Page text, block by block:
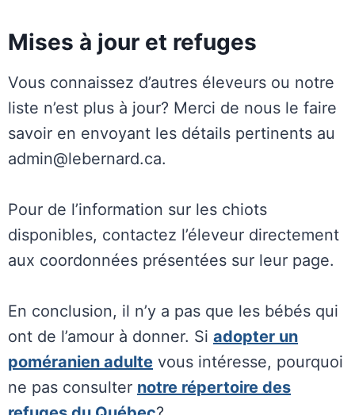
Mises à jour et refuges
Vous connaissez d’autres éleveurs ou notre
liste n’est plus à jour? Merci de nous le faire
savoir en envoyant les détails pertinents au
admin@lebernard.ca.
Pour de l’information sur les chiots
disponibles, contactez l’éleveur directement
aux coordonnées présentées sur leur page.
En conclusion, il n’y a pas que les bébés qui
ont de l’amour à donner. Si adopter un
poméranien adulte vous intéresse, pourquoi
ne pas consulter notre répertoire des